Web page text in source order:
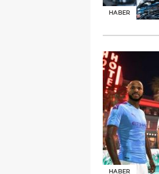
HABER
HABER